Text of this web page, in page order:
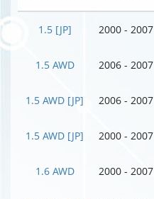
1.5 [JP] 2000 - 2007
1.5 AWD 2006 - 2007
1.5 AWD [JP] 2006 - 2007
1.5 AWD [JP] 2000 - 2007
1.6 AWD 2000 - 2007